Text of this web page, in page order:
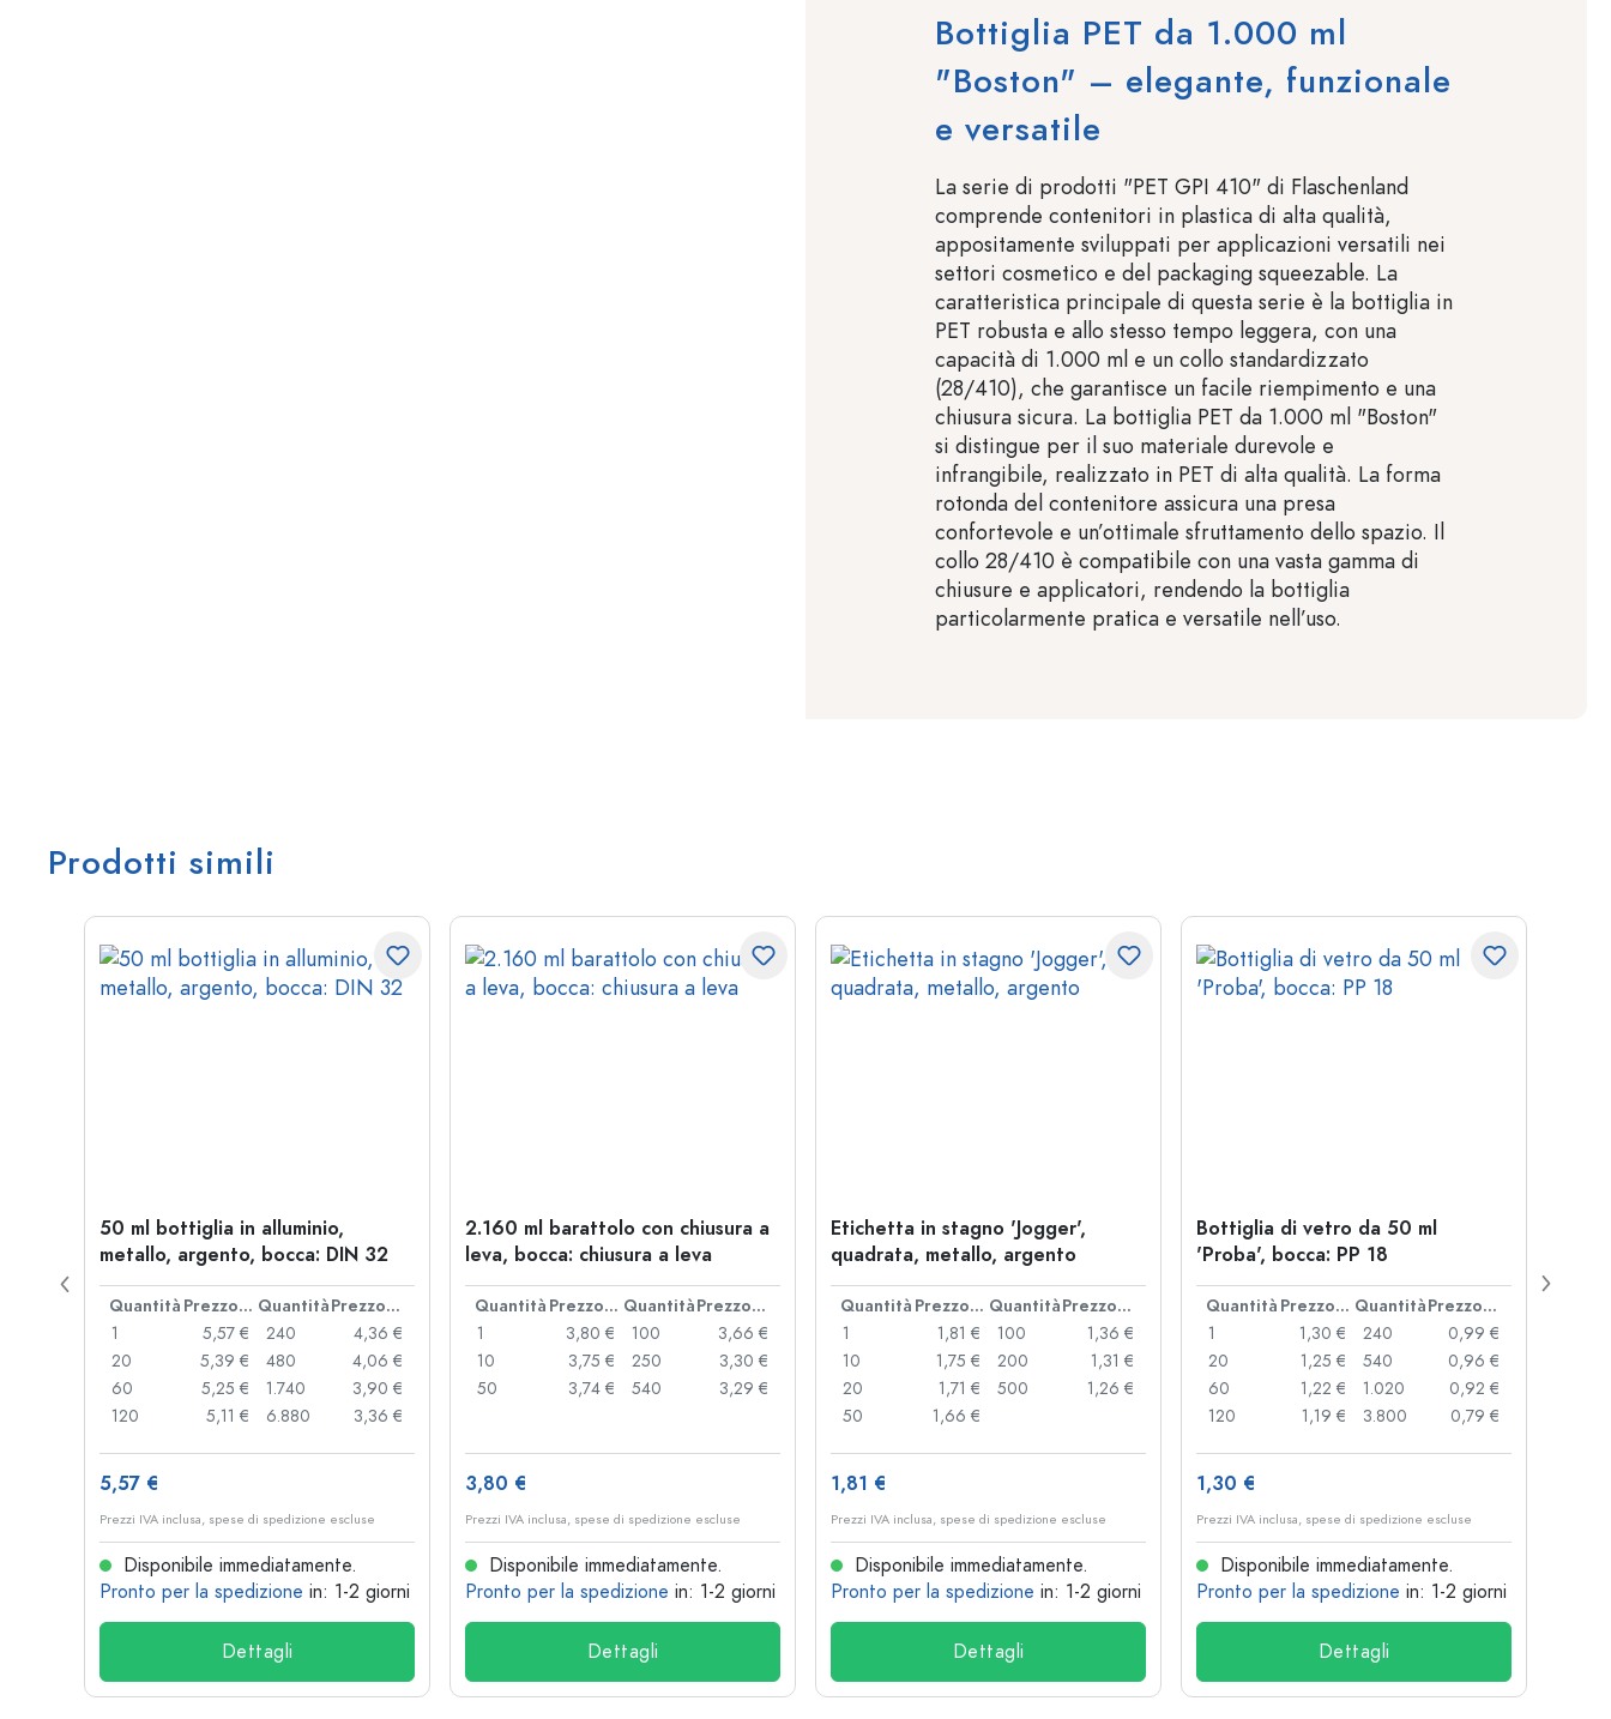
Bottiglia PET da 1.000 ml
"Boston" – elegante, funzionale
e versatile
La serie di prodotti "PET GPI 410" di Flaschenland
comprende contenitori in plastica di alta qualità,
appositamente sviluppati per applicazioni versatili nei
settori cosmetico e del packaging squeezable. La
caratteristica principale di questa serie è la bottiglia in
PET robusta e allo stesso tempo leggera, con una
capacità di 1.000 ml e un collo standardizzato
(28/410), che garantisce un facile riempimento e una
chiusura sicura. La bottiglia PET da 1.000 ml "Boston"
si distingue per il suo materiale durevole e
infrangibile, realizzato in PET di alta qualità. La forma
rotonda del contenitore assicura una presa
confortevole e un’ottimale sfruttamento dello spazio. Il
collo 28/410 è compatibile con una vasta gamma di
chiusure e applicatori, rendendo la bottiglia
particolarmente pratica e versatile nell’uso.
Prodotti simili
50 ml bottiglia in alluminio,
metallo, argento, bocca: DIN 32
Quantità Prezzo cad. Quantità
Prezzo cad.
1
5,57 €
20
5,39 €
60
5,25 €
120
5,11 €
240
4,36 €
480
4,06 €
1.740
3,90 €
6.880
3,36 €
5,57 €
Prezzi IVA inclusa, spese di spedizione escluse
Disponibile immediatamente.
Pronto per la spedizione in: 1-2 giorni
Dettagli
2.160 ml barattolo con chiusura a
leva, bocca: chiusura a leva
Quantità Prezzo cad. Quantità
Prezzo cad.
1
3,80 €
10
3,75 €
50
3,74 €
100
3,66 €
250
3,30 €
540
3,29 €
3,80 €
Prezzi IVA inclusa, spese di spedizione escluse
Disponibile immediatamente.
Pronto per la spedizione in: 1-2 giorni
Dettagli
Etichetta in stagno 'Jogger',
quadrata, metallo, argento
Quantità Prezzo cad. Quantità
Prezzo cad.
1
1,81 €
10
1,75 €
20
1,71 €
50
1,66 €
100
1,36 €
200
1,31 €
500
1,26 €
1,81 €
Prezzi IVA inclusa, spese di spedizione escluse
Disponibile immediatamente.
Pronto per la spedizione in: 1-2 giorni
Dettagli
Bottiglia di vetro da 50 ml
'Proba', bocca: PP 18
Quantità Prezzo cad. Quantità
Prezzo cad.
1
1,30 €
20
1,25 €
60
1,22 €
120
1,19 €
240
0,99 €
540
0,96 €
1.020
0,92 €
3.800
0,79 €
1,30 €
Prezzi IVA inclusa, spese di spedizione escluse
Disponibile immediatamente.
Pronto per la spedizione in: 1-2 giorni
Dettagli